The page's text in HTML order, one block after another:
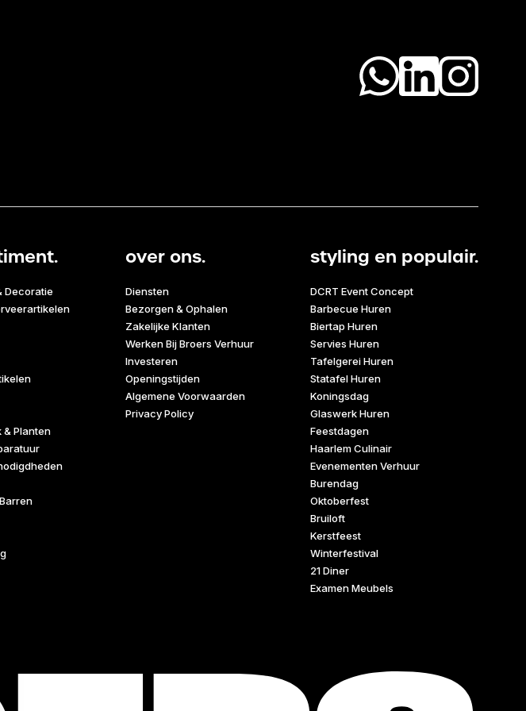
Decoratie
& Planten
over ons.
Diensten
Bezorgen & Ophalen
Zakelijke Klanten
Werken Bij Broers Verhuur
Investeren
Openingstijden
Algemene Voorwaarden
Privacy Policy
styling en populair.
DCRT Event Concept
Barbecue Huren
Biertap Huren
Servies Huren
Tafelgerei Huren
Statafel Huren
Koningsdag
Glaswerk Huren
Feestdagen
Haarlem Culinair
Evenementen Verhuur
Burendag
Oktoberfest
Bruiloft
Kerstfeest
Winterfestival
21 Diner
Examen Meubels